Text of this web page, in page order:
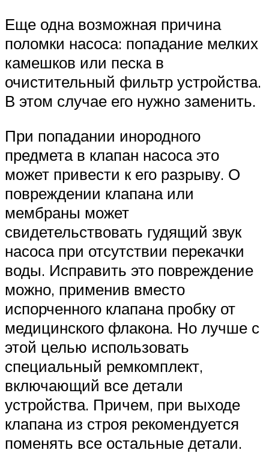
Еще одна возможная причина
поломки насоса: попадание мелких
камешков или песка в
очистительный фильтр устройства.
В этом случае его нужно заменить.
При попадании инородного
предмета в клапан насоса это
может привести к его разрыву. О
повреждении клапана или
мембраны может
свидетельствовать гудящий звук
насоса при отсутствии перекачки
воды. Исправить это повреждение
можно, применив вместо
испорченного клапана пробку от
медицинского флакона. Но лучше с
этой целью использовать
специальный ремкомплект,
включающий все детали
устройства. Причем, при выходе
клапана из строя рекомендуется
поменять все остальные детали.